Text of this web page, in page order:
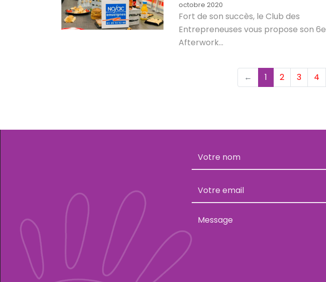
octobre 2020
Fort de son succès, le Club des
Entrepreneuses vous propose son 6e
Afterwork...
← 1 (current)
2 3 4